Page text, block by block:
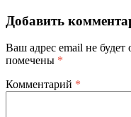
Добавить
Ваш адрес email не будет
помечены *
Комментарий *